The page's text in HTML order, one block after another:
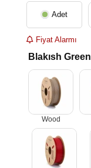
Adet
Fiyat Alarmı
Blakısh Green
Wood